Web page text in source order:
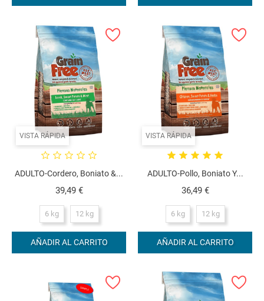
VISTA RÁPIDA
ADULTO-Cordero, Boniato &...
39,49 €Precio
6 kg 12 kg
AÑADIR AL CARRITO
VISTA RÁPIDA
ADULTO-Pollo, Boniato Y...
36,49 €Precio
6 kg 12 kg
AÑADIR AL CARRITO